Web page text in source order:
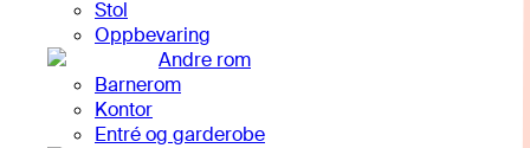
Stol
Oppbevaring
Andre rom
Barnerom
Kontor
Entré og garderobe